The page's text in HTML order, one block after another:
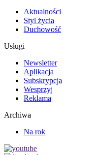
Aktualności
Styl życia
Duchowość
Usługi
Newsletter
Aplikacja
Subskrypcja
Wesprzyj
Reklama
Archiwa
Na rok